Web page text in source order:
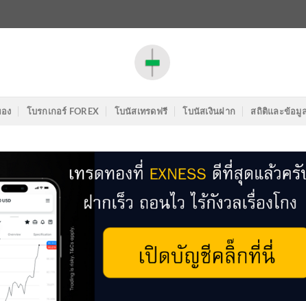
ง โบรกเกอร์ FOREX โบนัสเทรดฟรี โบนัสเงินฝาก สถิติและข้อมู